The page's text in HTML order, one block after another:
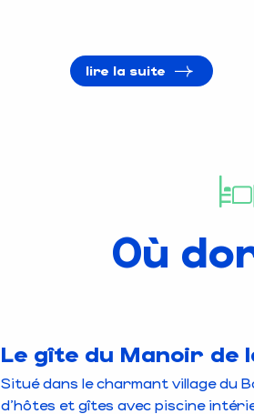
lire la suite
Où
Le gîte du Manoir de
Situé dans le charmant village du
d'hôtes et gîtes avec piscine